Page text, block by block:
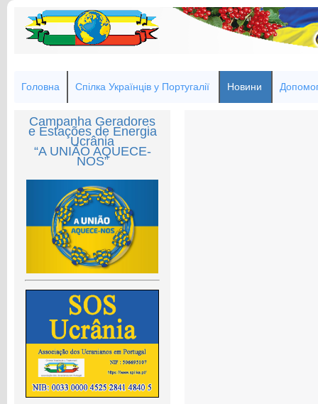
Головна Спілка Українців у Португалії Новини
Campanha Geradores
e Estações de Energia
Ucrânia
“A UNIÃO AQUECE-
NOS”